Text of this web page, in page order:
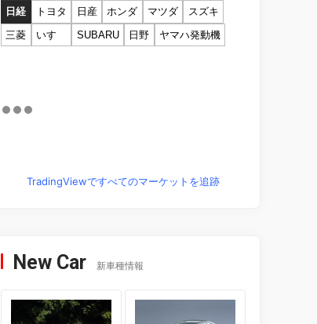
日経 トヨタ 日産 ホンダ マツダ
スズキ
三菱
いすゞ SUBARU 日野 ヤマハ発動機
TradingViewですべてのマーケットを追跡
New Car 新車種情報